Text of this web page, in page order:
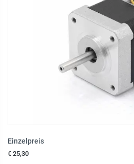
Einzelpreis
€ 25,30